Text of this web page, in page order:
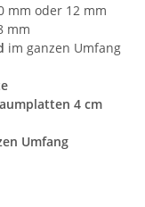
mm oder 12 mm
mm
im ganzen Umfang
4 cm
Umfang